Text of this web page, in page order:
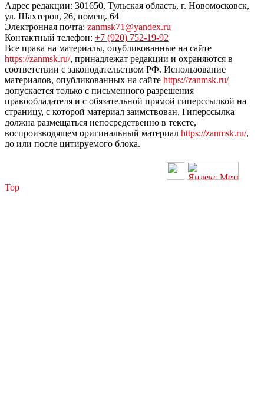
Адрес редакции: 301650, Тульская область, г. Новомосковск,
ул. Шахтеров, 26, помещ. 64
Электронная почта: zanmsk71@yandex.ru
Контактный телефон: +7 (920) 752-19-92
Все права на материалы, опубликованные на сайте
https://zanmsk.ru/, принадлежат редакции и охраняются в
соответствии с законодательством РФ. Использование
материалов, опубликованных на сайте https://zanmsk.ru/
допускается только с письменного разрешения
правообладателя и с обязательной прямой гиперссылкой на
страницу, с которой материал заимствован. Гиперссылка
должна размещаться непосредственно в тексте,
воспроизводящем оригинальный материал https://zanmsk.ru/,
до или после цитируемого блока.
Top